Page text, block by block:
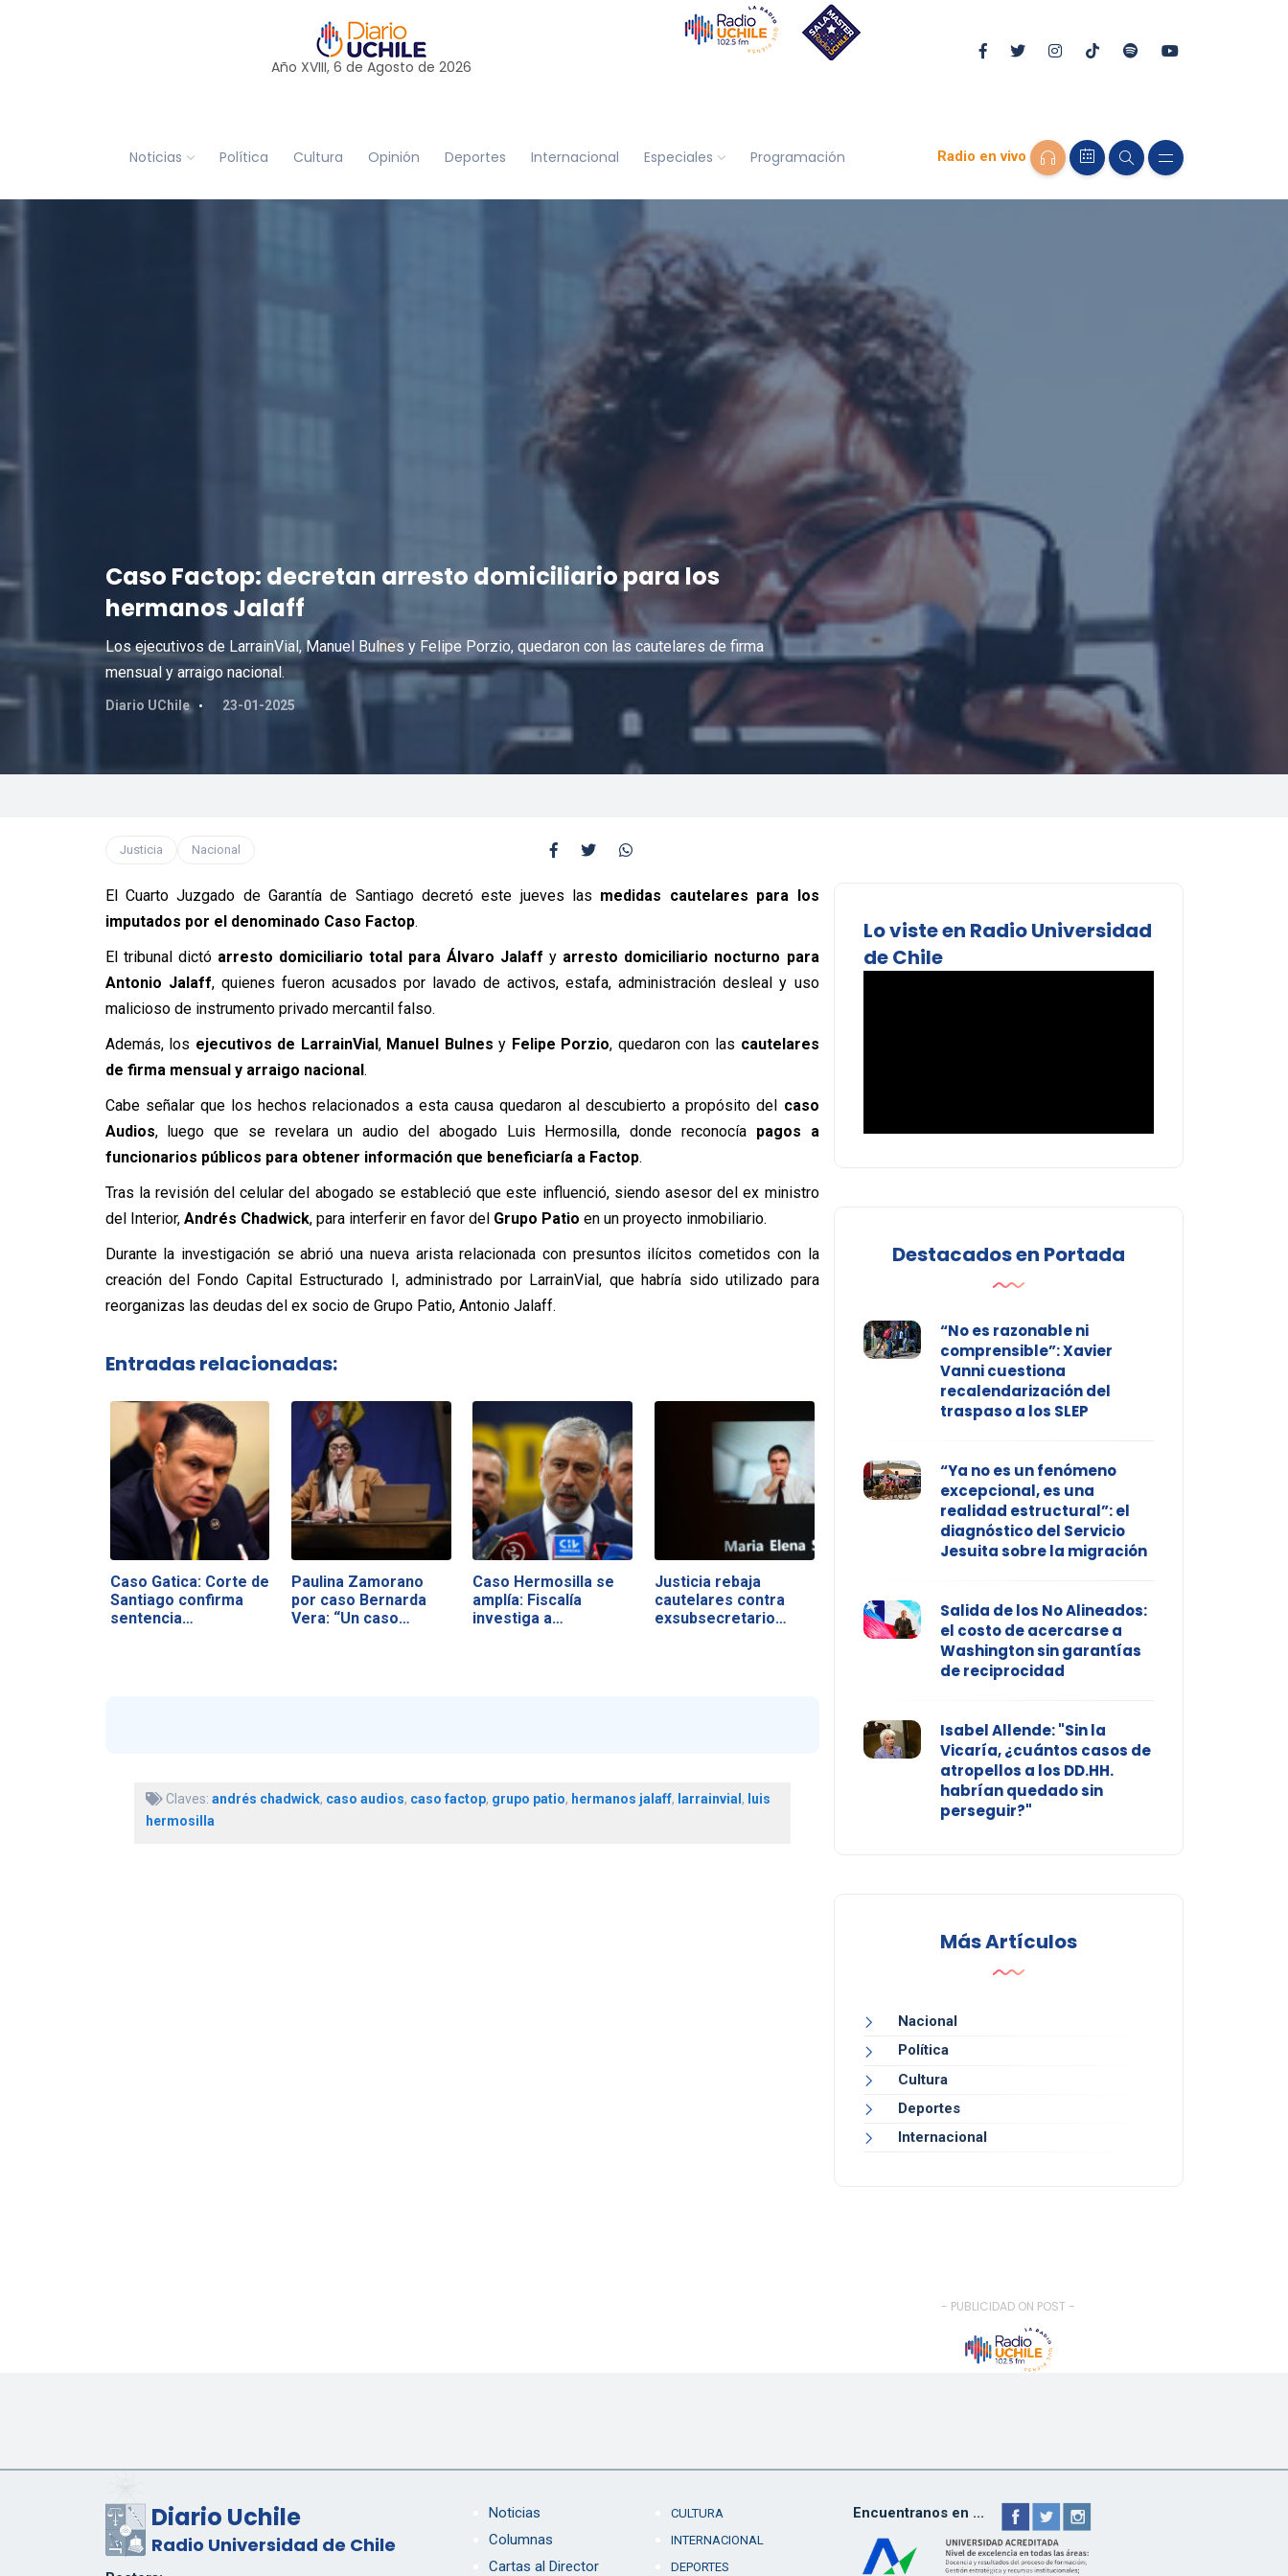
Año XVIII, 6 de Agosto de 2026
Noticias Política Cultura Opinión Deportes Internacional Especiales Programación Radio en vivo
Caso Factop: decretan arresto domiciliario para los
hermanos Jalaff
Los ejecutivos de LarrainVial, Manuel Bulnes y Felipe Porzio, quedaron con las cautelares de firma
mensual y arraigo nacional.
Diario UChile 23-01-2025
Justicia Nacional
El Cuarto Juzgado de Garantía de Santiago decretó este jueves las medidas cautelares para los
imputados por el denominado Caso Factop.
El tribunal dictó arresto domiciliario total para Álvaro Jalaff y arresto domiciliario nocturno para
Antonio Jalaff, quienes fueron acusados por lavado de activos, estafa, administración desleal y uso
malicioso de instrumento privado mercantil falso.
Además, los ejecutivos de LarrainVial, Manuel Bulnes y Felipe Porzio, quedaron con las cautelares
de firma mensual y arraigo nacional.
Cabe señalar que los hechos relacionados a esta causa quedaron al descubierto a propósito del caso
Audios, luego que se revelara un audio del abogado Luis Hermosilla, donde reconocía pagos a
funcionarios públicos para obtener información que beneficiaría a Factop.
Tras la revisión del celular del abogado se estableció que este influenció, siendo asesor del ex ministro
del Interior, Andrés Chadwick, para interferir en favor delGrupo Patio en un proyecto inmobiliario.
Durante la investigación se abrió una nueva arista relacionada con presuntos ilícitos cometidos con la
creación del Fondo Capital Estructurado I, administrado por LarrainVial, que habría sido utilizado para
reorganizas las deudas del ex socio de Grupo Patio, Antonio Jalaff.
Entradas relacionadas:
Caso Gatica: Corte de
Santiago confirma
sentencia…
Paulina Zamorano
por caso Bernarda
Vera: “Un caso…
Caso Hermosilla se
amplía: Fiscalía
investiga a…
Justicia rebaja
cautelares contra
exsubsecretario…
Claves: andrés chadwick, caso audios, caso factop, grupo patio, hermanos jalaff, larrainvial , luis
hermosilla
Lo viste en Radio Universidad
de Chile
Destacados en Portada
“No es razonable ni
comprensible”: Xavier
Vanni cuestiona
recalendarización del
traspaso a los SLEP
“Ya no es un fenómeno
excepcional, es una
realidad estructural”: el
diagnóstico del Servicio
Jesuita sobre la migración
Salida de los No Alineados:
el costo de acercarse a
Washington sin garantías
de reciprocidad
Isabel Allende: "Sin la
Vicaría, ¿cuántos casos de
atropellos a los DD.HH.
habrían quedado sin
perseguir?"
Más Artículos
Nacional
Política
Cultura
Deportes
Internacional
- PUBLICIDAD ON POST -
Diario Uchile
Radio Universidad de Chile
Noticias
Columnas
Cartas al Director
CULTURA
INTERNACIONAL
DEPORTES
Encuentranos en ...